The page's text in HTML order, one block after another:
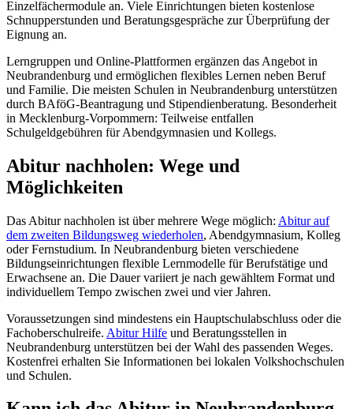
Einzelfächermodule an. Viele Einrichtungen bieten kostenlose
Schnupperstunden und Beratungsgespräche zur Überprüfung der
Eignung an.
Lerngruppen und Online-Plattformen ergänzen das Angebot in
Neubrandenburg und ermöglichen flexibles Lernen neben Beruf
und Familie. Die meisten Schulen in Neubrandenburg unterstützen
durch BAföG-Beantragung und Stipendienberatung. Besonderheit
in Mecklenburg-Vorpommern: Teilweise entfallen
Schulgeldgebühren für Abendgymnasien und Kollegs.
Abitur nachholen: Wege und
Möglichkeiten
Das Abitur nachholen ist über mehrere Wege möglich: Abitur auf
dem zweiten Bildungsweg wiederholen, Abendgymnasium, Kolleg
oder Fernstudium. In Neubrandenburg bieten verschiedene
Bildungseinrichtungen flexible Lernmodelle für Berufstätige und
Erwachsene an. Die Dauer variiert je nach gewähltem Format und
individuellem Tempo zwischen zwei und vier Jahren.
Voraussetzungen sind mindestens ein Hauptschulabschluss oder die
Fachoberschulreife. Abitur Hilfe und Beratungsstellen in
Neubrandenburg unterstützen bei der Wahl des passenden Weges.
Kostenfrei erhalten Sie Informationen bei lokalen Volkshochschulen
und Schulen.